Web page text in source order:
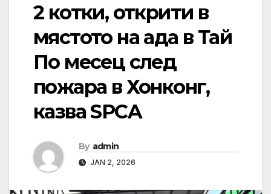
2 котки, открити в
мястото на ада в Тай
По месец след
пожара в Хонконг,
казва SPCA
By admin
JAN 2, 2026